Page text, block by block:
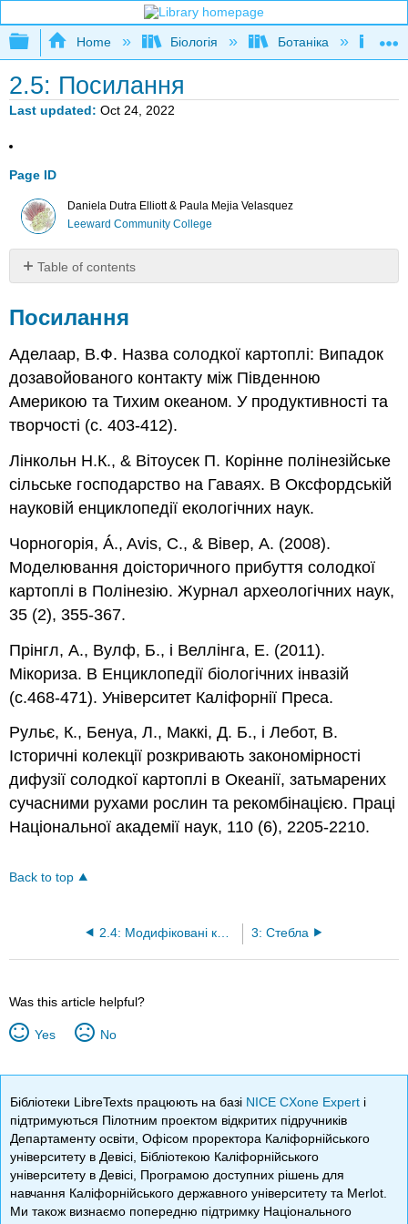
Expand/collapse global hierarchy
Home Біологія Ботаніка
2.5: Посилання
Last updated Oct 24, 2022
Page ID
Daniela Dutra Elliott & Paula Mejia Velasquez
Leeward Community College
Table of contents
Посилання
Аделаар, В.Ф. Назва солодкої картоплі: Випадок
дозавойованого контакту між Південною
Америкою та Тихим океаном. У продуктивності та
творчості (с. 403-412).
Лінкольн Н.К., & Вітоусек П. Корінне полінезійське
сільське господарство на Гаваях. В Оксфордській
науковій енциклопедії екологічних наук.
Чорногорія, Á., Avis, C., & Вівер, А. (2008).
Моделювання доісторичного прибуття солодкої
картоплі в Полінезію. Журнал археологічних наук,
35 (2), 355-367.
Прінгл, А., Вулф, Б., і Веллінга, Е. (2011).
Мікориза. В Енциклопедії біологічних інвазій
(с.468-471). Університет Каліфорнії Преса.
Рульє, К., Бенуа, Л., Маккі, Д. Б., і Лебот, В.
Історичні колекції розкривають закономірності
дифузії солодкої картоплі в Океанії, затьмарених
сучасними рухами рослин та рекомбінацією. Праці
Національної академії наук, 110 (6), 2205-2210.
Back to top
2.4: Модифіковані коріння 3: Стебла
Was this article helpful?
Yes No
Бібліотеки LibreTexts працюють на базі NICE CXone Expert і
підтримуються Пілотним проектом відкритих підручників
Департаменту освіти, Офісом проректора Каліфорнійського
університету в Девісі, Бібліотекою Каліфорнійського
університету в Девісі, Програмою доступних рішень для
навчання Каліфорнійського державного університету та Merlot.
Ми також визнаємо попередню підтримку Національного